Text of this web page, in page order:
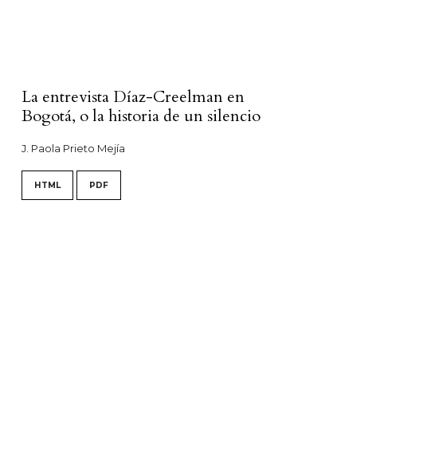
La entrevista Díaz-Creelman en
Bogotá, o la historia de un silencio
J. Paola Prieto Mejía
HTML PDF